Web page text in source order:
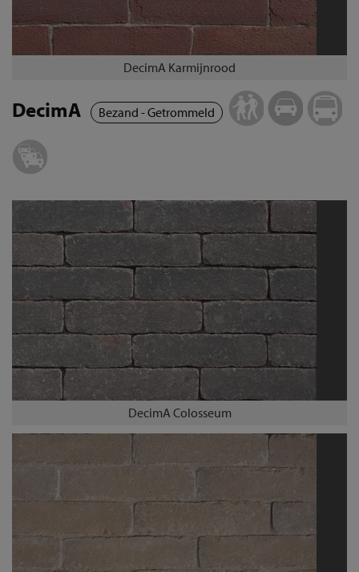
DecimA Karmijnrood
DecimA Bezand - Getrommeld
DecimA Colosseum